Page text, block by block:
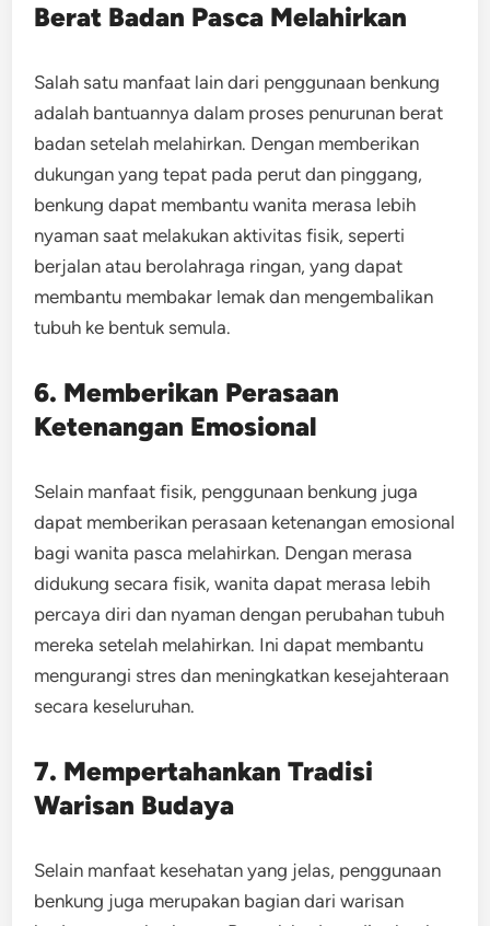
Berat Badan Pasca Melahirkan
Salah satu manfaat lain dari penggunaan benkung
adalah bantuannya dalam proses penurunan berat
badan setelah melahirkan. Dengan memberikan
dukungan yang tepat pada perut dan pinggang,
benkung dapat membantu wanita merasa lebih
nyaman saat melakukan aktivitas fisik, seperti
berjalan atau berolahraga ringan, yang dapat
membantu membakar lemak dan mengembalikan
tubuh ke bentuk semula.
6. Memberikan Perasaan
Ketenangan Emosional
Selain manfaat fisik, penggunaan benkung juga
dapat memberikan perasaan ketenangan emosional
bagi wanita pasca melahirkan. Dengan merasa
didukung secara fisik, wanita dapat merasa lebih
percaya diri dan nyaman dengan perubahan tubuh
mereka setelah melahirkan. Ini dapat membantu
mengurangi stres dan meningkatkan kesejahteraan
secara keseluruhan.
7. Mempertahankan Tradisi
Warisan Budaya
Selain manfaat kesehatan yang jelas, penggunaan
benkung juga merupakan bagian dari warisan